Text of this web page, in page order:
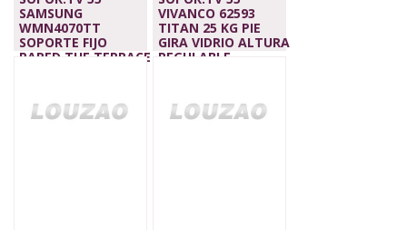
SAMSUNG
WMN4070TT
SOPORTE FIJO
PARED THE TERRACE
VIVANCO 62593
TITAN 25 KG PIE
GIRA VIDRIO ALTURA
REGULABLE